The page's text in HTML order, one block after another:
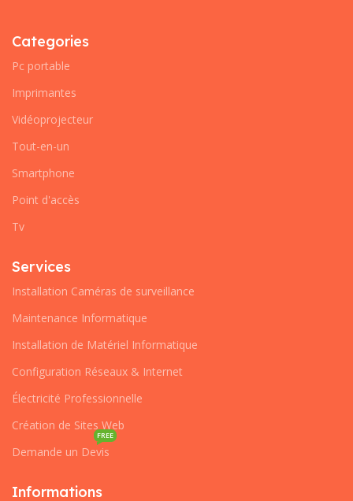
Categories
Pc portable
Imprimantes
Vidéoprojecteur
Tout-en-un
Smartphone
Point d'accès
Tv
Services
Installation Caméras de surveillance
Maintenance Informatique
Installation de Matériel Informatique
Configuration Réseaux & Internet
Électricité Professionnelle
Création de Sites Web
Demande un Devis
FREE
Informations